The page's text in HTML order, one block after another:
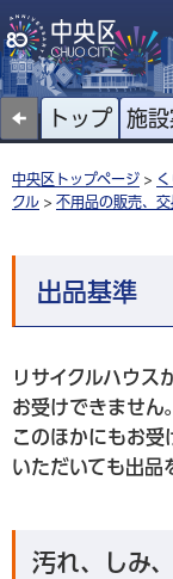
トップ 施設
中央区トップページ >
クル > 不用品の販売、
出品基準
リサイクルハウス
お受けできません
このほかにもお受
いただいても出品
汚れ、しみ